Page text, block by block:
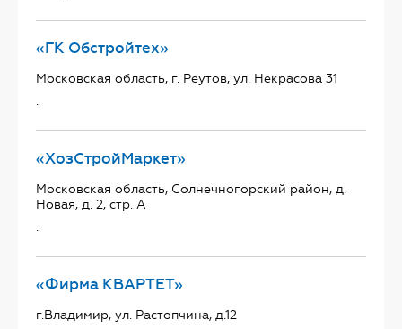
«ГК Обстройтех»
Московская область, г. Реутов, ул. Некрасова 31
.
«ХозСтройМаркет»
Московская область, Солнечногорский район, д.
Новая, д. 2, стр. А
.
«Фирма КВАРТЕТ»
г.Владимир, ул. Растопчина, д.12